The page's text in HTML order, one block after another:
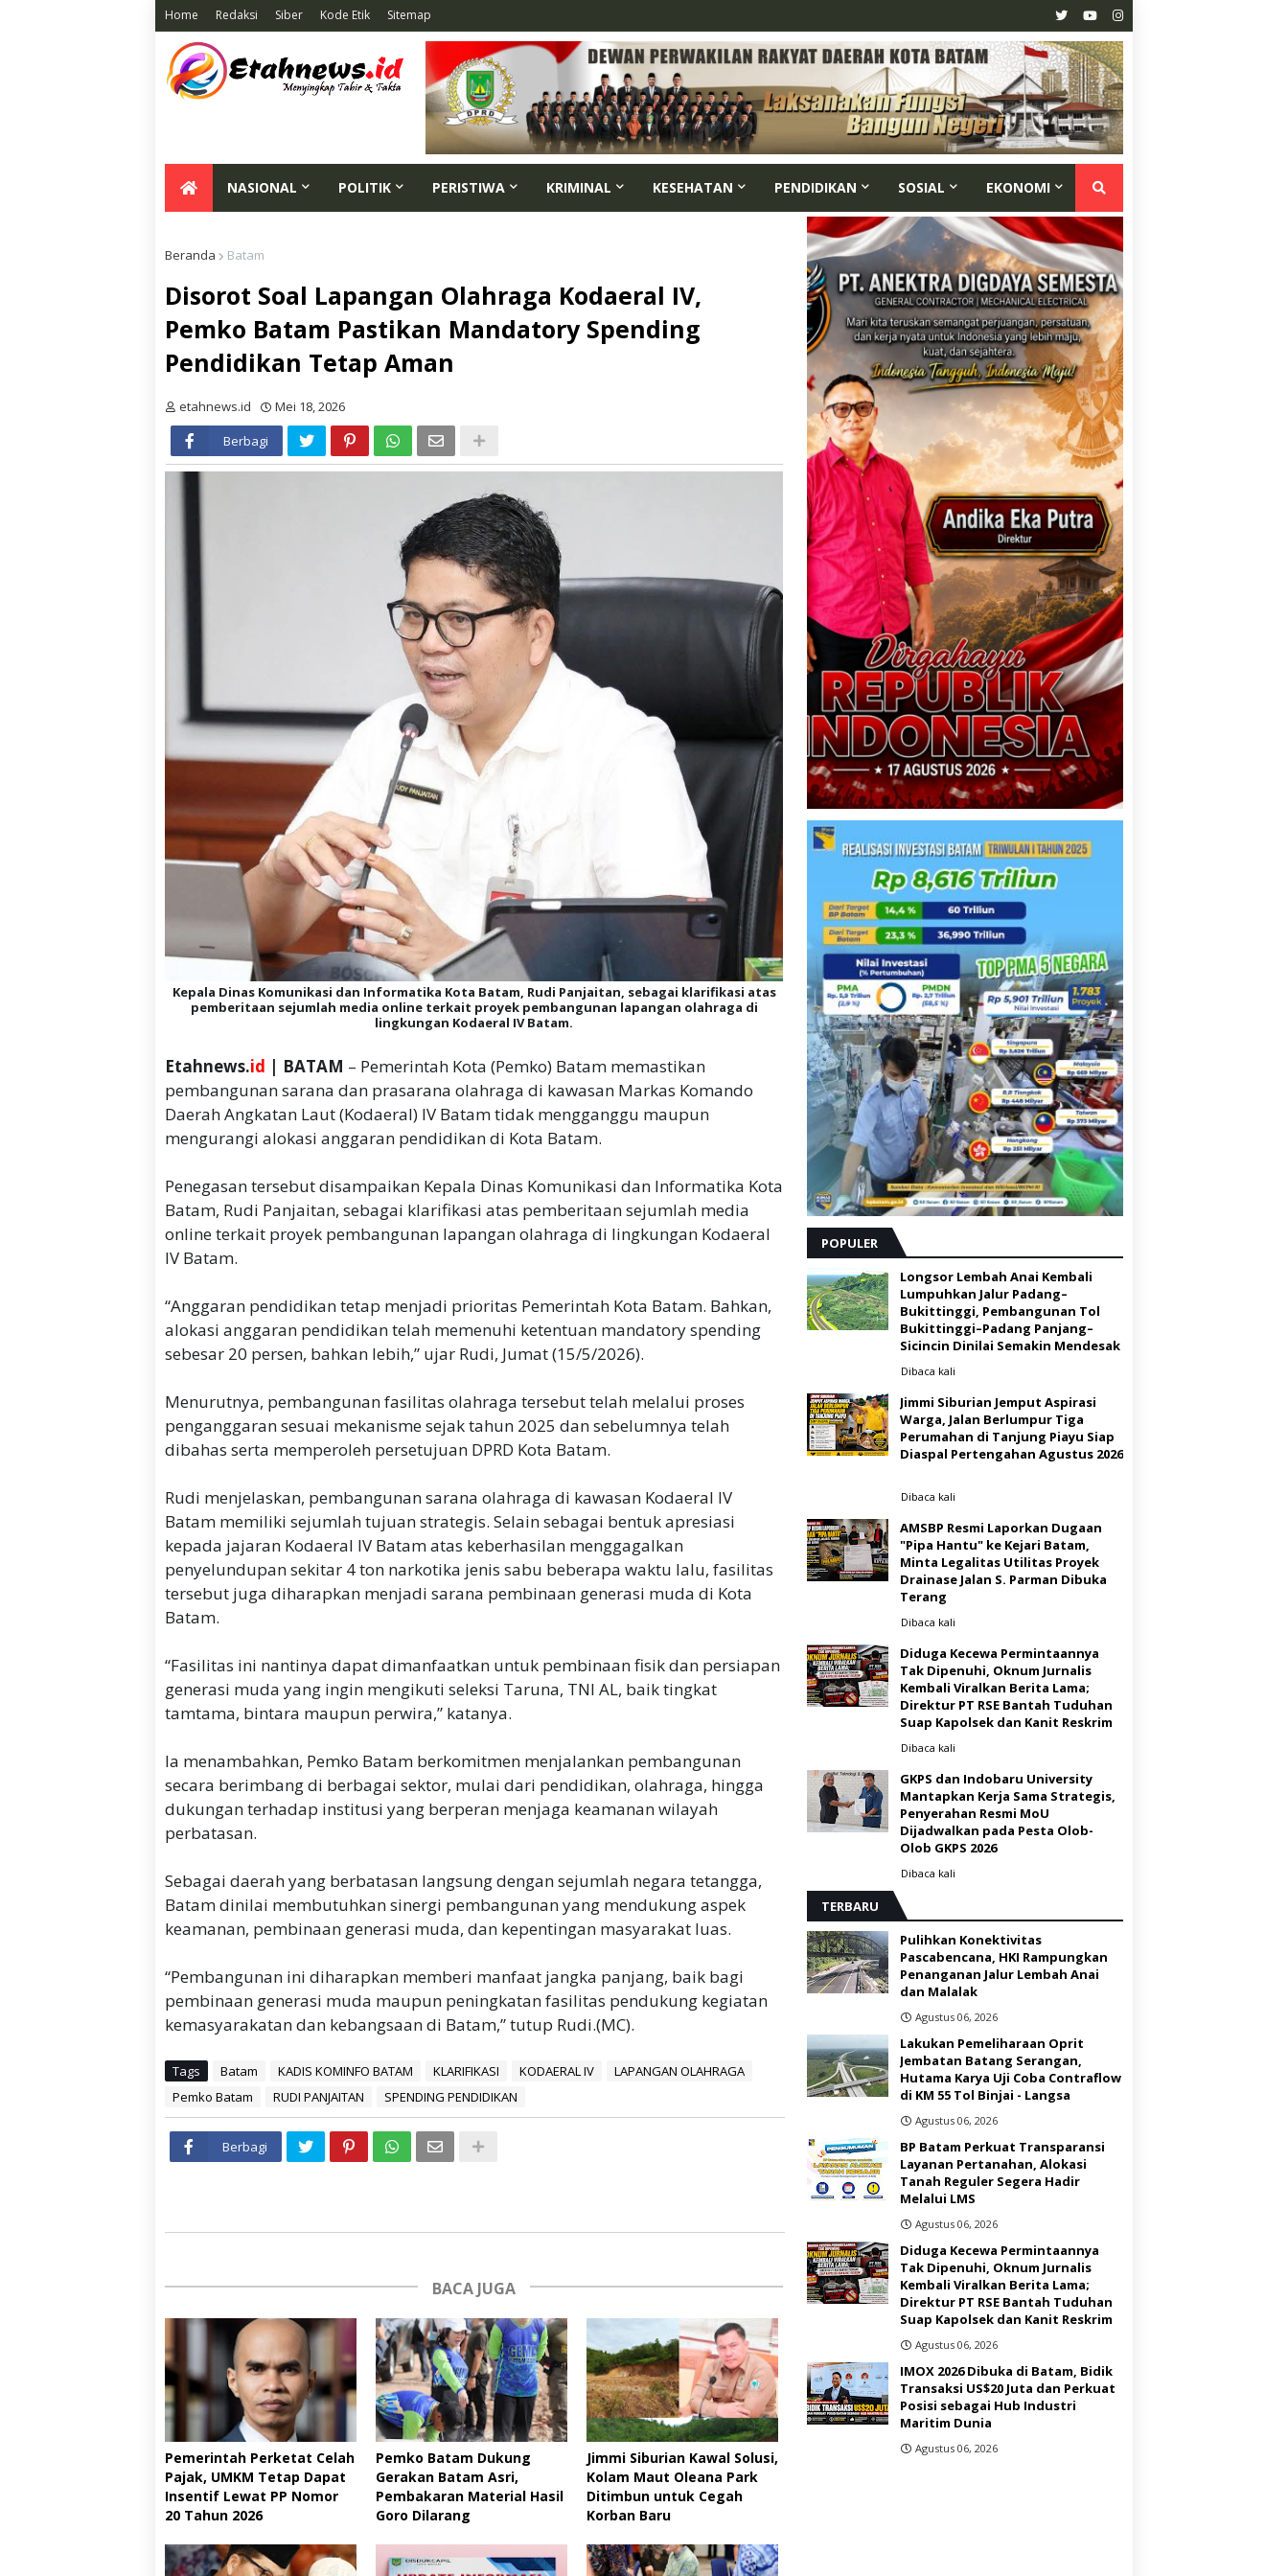
Home Redaksi Siber Kode Etik Sitemap
NASIONAL POLITIK PERISTIWA KRIMINAL KESEHATAN PENDIDIKAN SOSIAL EKONOMI
Beranda Batam
Disorot Soal Lapangan Olahraga Kodaeral IV,
Pemko Batam Pastikan Mandatory Spending
Pendidikan Tetap Aman
etahnews.id
Mei 18, 2026
Berbagi
Kepala Dinas Komunikasi dan Informatika Kota Batam, Rudi Panjaitan, sebagai klarifikasi atas
pemberitaan sejumlah media online terkait proyek pembangunan lapangan olahraga di
lingkungan Kodaeral IV Batam.
Etahnews.id | BATAM – Pemerintah Kota (Pemko) Batam memastikan
pembangunan sarana dan prasarana olahraga di kawasan Markas Komando
Daerah Angkatan Laut (Kodaeral) IV Batam tidak mengganggu maupun
mengurangi alokasi anggaran pendidikan di Kota Batam.
Penegasan tersebut disampaikan Kepala Dinas Komunikasi dan Informatika Kota
Batam, Rudi Panjaitan, sebagai klarifikasi atas pemberitaan sejumlah media
online terkait proyek pembangunan lapangan olahraga di lingkungan Kodaeral
IV Batam.
“Anggaran pendidikan tetap menjadi prioritas Pemerintah Kota Batam. Bahkan,
alokasi anggaran pendidikan telah memenuhi ketentuan mandatory spending
sebesar 20 persen, bahkan lebih,” ujar Rudi, Jumat (15/5/2026).
Menurutnya, pembangunan fasilitas olahraga tersebut telah melalui proses
penganggaran sesuai mekanisme sejak tahun 2025 dan sebelumnya telah
dibahas serta memperoleh persetujuan DPRD Kota Batam.
Rudi menjelaskan, pembangunan sarana olahraga di kawasan Kodaeral IV
Batam memiliki sejumlah tujuan strategis. Selain sebagai bentuk apresiasi
kepada jajaran Kodaeral IV Batam atas keberhasilan menggagalkan
penyelundupan sekitar 4 ton narkotika jenis sabu beberapa waktu lalu, fasilitas
tersebut juga diharapkan menjadi sarana pembinaan generasi muda di Kota
Batam.
“Fasilitas ini nantinya dapat dimanfaatkan untuk pembinaan fisik dan persiapan
generasi muda yang ingin mengikuti seleksi Taruna, TNI AL, baik tingkat
tamtama, bintara maupun perwira,” katanya.
Ia menambahkan, Pemko Batam berkomitmen menjalankan pembangunan
secara berimbang di berbagai sektor, mulai dari pendidikan, olahraga, hingga
dukungan terhadap institusi yang berperan menjaga keamanan wilayah
perbatasan.
Sebagai daerah yang berbatasan langsung dengan sejumlah negara tetangga,
Batam dinilai membutuhkan sinergi pembangunan yang mendukung aspek
keamanan, pembinaan generasi muda, dan kepentingan masyarakat luas.
“Pembangunan ini diharapkan memberi manfaat jangka panjang, baik bagi
pembinaan generasi muda maupun peningkatan fasilitas pendukung kegiatan
kemasyarakatan dan kebangsaan di Batam,” tutup Rudi.(MC).
Tags Batam KADIS KOMINFO BATAM KLARIFIKASI KODAERAL IV
LAPANGAN OLAHRAGA
Pemko Batam
RUDI PANJAITAN SPENDING PENDIDIKAN
Berbagi
BACA JUGA
Pemerintah Perketat Celah
Pajak, UMKM Tetap Dapat
Insentif Lewat PP Nomor
20 Tahun 2026 ‎
Pemko Batam Dukung
Gerakan Batam Asri,
Pembakaran Material Hasil
Goro Dilarang
Jimmi Siburian Kawal Solusi,
Kolam Maut Oleana Park
Ditimbun untuk Cegah
Korban Baru
POPULER
Longsor Lembah Anai Kembali
Lumpuhkan Jalur Padang–
Bukittinggi, Pembangunan Tol
Bukittinggi–Padang Panjang–
Sicincin Dinilai Semakin Mendesak
Dibaca kali
Jimmi Siburian Jemput Aspirasi
Warga, Jalan Berlumpur Tiga
Perumahan di Tanjung Piayu Siap
Diaspal Pertengahan Agustus 2026
Dibaca kali
AMSBP Resmi Laporkan Dugaan
"Pipa Hantu" ke Kejari Batam,
Minta Legalitas Utilitas Proyek
Drainase Jalan S. Parman Dibuka
Terang
Dibaca kali
Diduga Kecewa Permintaannya
Tak Dipenuhi, Oknum Jurnalis
Kembali Viralkan Berita Lama;
Direktur PT RSE Bantah Tuduhan
Suap Kapolsek dan Kanit Reskrim
Dibaca kali
GKPS dan Indobaru University
Mantapkan Kerja Sama Strategis,
Penyerahan Resmi MoU
Dijadwalkan pada Pesta Olob-
Olob GKPS 2026 ‎
Dibaca kali
TERBARU
Pulihkan Konektivitas
Pascabencana, HKI Rampungkan
Penanganan Jalur Lembah Anai
dan Malalak
Agustus 06, 2026
Lakukan Pemeliharaan Oprit
Jembatan Batang Serangan,
Hutama Karya Uji Coba Contraflow
di KM 55 Tol Binjai - Langsa
Agustus 06, 2026
BP Batam Perkuat Transparansi
Layanan Pertanahan, Alokasi
Tanah Reguler Segera Hadir
Melalui LMS
Agustus 06, 2026
Diduga Kecewa Permintaannya
Tak Dipenuhi, Oknum Jurnalis
Kembali Viralkan Berita Lama;
Direktur PT RSE Bantah Tuduhan
Suap Kapolsek dan Kanit Reskrim
Agustus 06, 2026
IMOX 2026 Dibuka di Batam, Bidik
Transaksi US$20 Juta dan Perkuat
Posisi sebagai Hub Industri
Maritim Dunia ‎
Agustus 06, 2026